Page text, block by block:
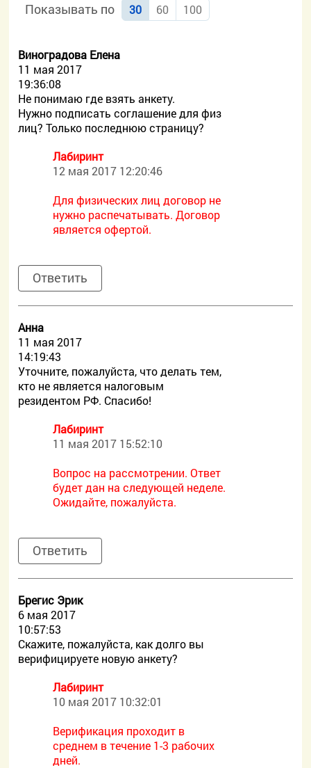
Показывать по 30 60 100
Виноградова Елена
11 мая 2017
19:36:08
Не понимаю где взять анкету.
Нужно подписать соглашение для физ
лиц? Только последнюю страницу?
Лабиринт
12 мая 2017 12:20:46
Для физических лиц договор не
нужно распечатывать. Договор
является офертой.
Ответить
Aнна
11 мая 2017
14:19:43
Уточните, пожалуйста, что делать тем,
кто не является налоговым
резидентом РФ. Спасибо!
Лабиринт
11 мая 2017 15:52:10
Вопрос на рассмотрении. Ответ
будет дан на следующей неделе.
Ожидайте, пожалуйста.
Ответить
Брегис Эрик
6 мая 2017
10:57:53
Скажите, пожалуйста, как долго вы
верифицируете новую анкету?
Лабиринт
10 мая 2017 10:32:01
Верификация проходит в
среднем в течение 1-3 рабочих
дней.